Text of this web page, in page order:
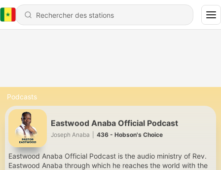
Podcasts
Eastwood Anaba Official Podcast
Joseph Anaba 436 - Hobson's Choice
Eastwood Anaba Official Podcast is the audio ministry of Rev.
Eastwood Anaba through which he reaches the world with the